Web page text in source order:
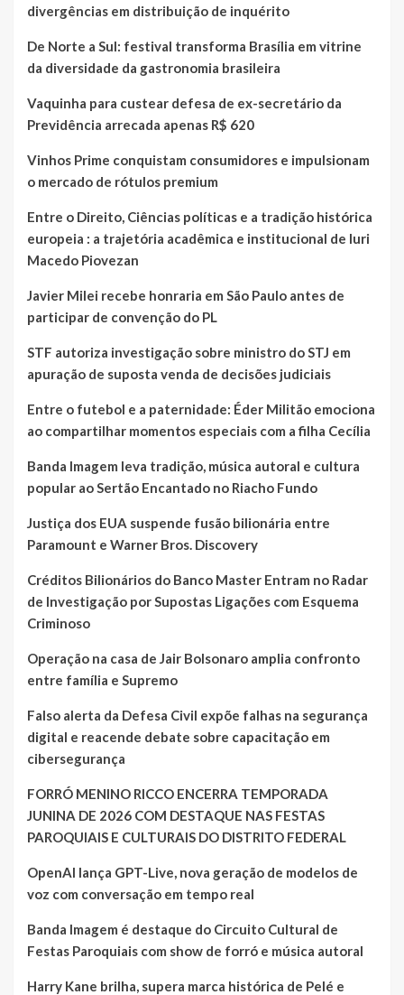
divergências em distribuição de inquérito
De Norte a Sul: festival transforma Brasília em vitrine
da diversidade da gastronomia brasileira
Vaquinha para custear defesa de ex-secretário da
Previdência arrecada apenas R$ 620
Vinhos Prime conquistam consumidores e impulsionam
o mercado de rótulos premium
Entre o Direito, Ciências políticas e a tradição histórica
europeia : a trajetória acadêmica e institucional de Iuri
Macedo Piovezan
Javier Milei recebe honraria em São Paulo antes de
participar de convenção do PL
STF autoriza investigação sobre ministro do STJ em
apuração de suposta venda de decisões judiciais
Entre o futebol e a paternidade: Éder Militão emociona
ao compartilhar momentos especiais com a filha Cecília
Banda Imagem leva tradição, música autoral e cultura
popular ao Sertão Encantado no Riacho Fundo
Justiça dos EUA suspende fusão bilionária entre
Paramount e Warner Bros. Discovery
Créditos Bilionários do Banco Master Entram no Radar
de Investigação por Supostas Ligações com Esquema
Criminoso
Operação na casa de Jair Bolsonaro amplia confronto
entre família e Supremo
Falso alerta da Defesa Civil expõe falhas na segurança
digital e reacende debate sobre capacitação em
cibersegurança
FORRÓ MENINO RICCO ENCERRA TEMPORADA
JUNINA DE 2026 COM DESTAQUE NAS FESTAS
PAROQUIAIS E CULTURAIS DO DISTRITO FEDERAL
OpenAI lança GPT-Live, nova geração de modelos de
voz com conversação em tempo real
Banda Imagem é destaque do Circuito Cultural de
Festas Paroquiais com show de forró e música autoral
Harry Kane brilha, supera marca histórica de Pelé e